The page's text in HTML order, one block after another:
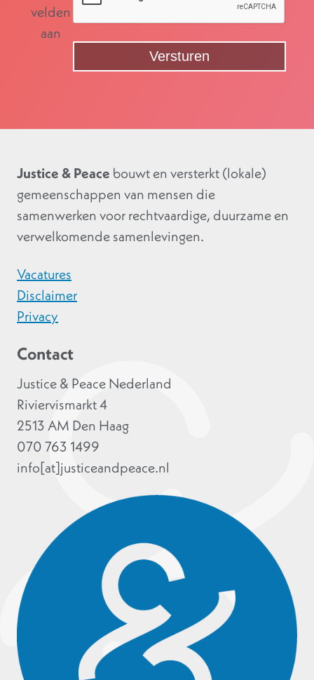
velden
aan
Justice & Peace bouwt en versterkt (lokale)
gemeenschappen van mensen die
samenwerken voor rechtvaardige, duurzame en
verwelkomende samenlevingen.
Vacatures
Disclaimer
Privacy
Contact
Justice & Peace Nederland
Riviervismarkt 4
2513 AM Den Haag
070 763 1499
info[at]justiceandpeace.nl